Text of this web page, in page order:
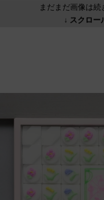
まだまだ画像は続
↓ スクロー